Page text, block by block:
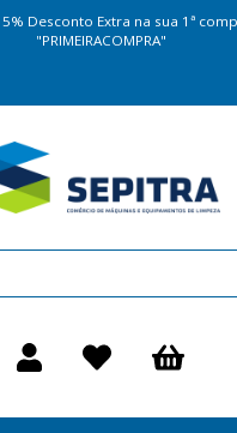
Desconto Extra na sua 1ª
"PRIMEIRACOMPRA"